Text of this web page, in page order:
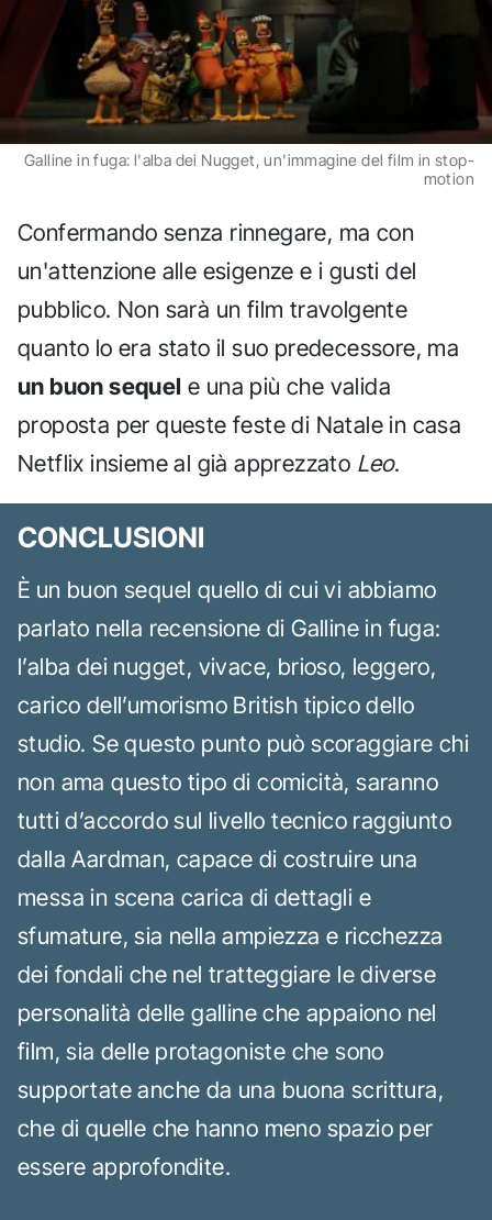
Galline in fuga: l'alba dei Nugget, un'immagine del film in stop-
motion
Confermando senza rinnegare, ma con
un'attenzione alle esigenze e i gusti del
pubblico. Non sarà un film travolgente
quanto lo era stato il suo predecessore, ma
un buon sequel e una più che valida
proposta per queste feste di Natale in casa
Netflix insieme al già apprezzato Leo.
CONCLUSIONI
È un buon sequel quello di cui vi abbiamo
parlato nella recensione di Galline in fuga:
l’alba dei nugget, vivace, brioso, leggero,
carico dell’umorismo British tipico dello
studio. Se questo punto può scoraggiare chi
non ama questo tipo di comicità, saranno
tutti d’accordo sul livello tecnico raggiunto
dalla Aardman, capace di costruire una
messa in scena carica di dettagli e
sfumature, sia nella ampiezza e ricchezza
dei fondali che nel tratteggiare le diverse
personalità delle galline che appaiono nel
film, sia delle protagoniste che sono
supportate anche da una buona scrittura,
che di quelle che hanno meno spazio per
essere approfondite.